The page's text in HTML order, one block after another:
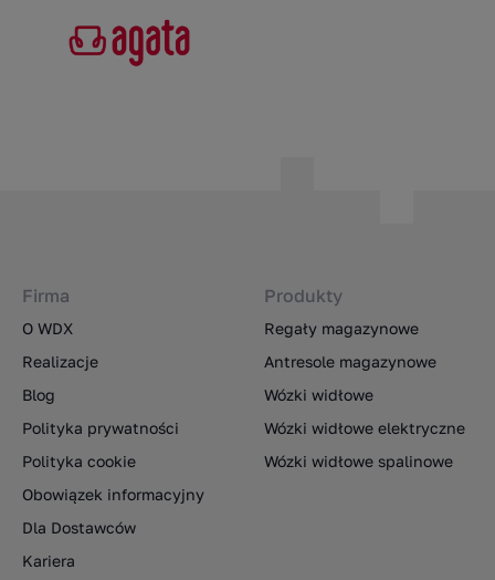
Firma
O WDX
Realizacje
Blog
Polityka prywatności
Polityka cookie
Obowiązek informacyjny
Dla Dostawców
Kariera
Produkty
Regały magazynowe
Antresole magazynowe
Wózki widłowe
Wózki widłowe elektryczne
Wózki widłowe spalinowe